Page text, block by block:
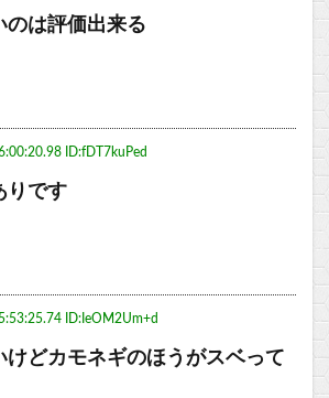
のは評価出来る
ID:fDT7kuPed
りです
ID:IeOM2Um+d
けどカモネギのほうがスベって